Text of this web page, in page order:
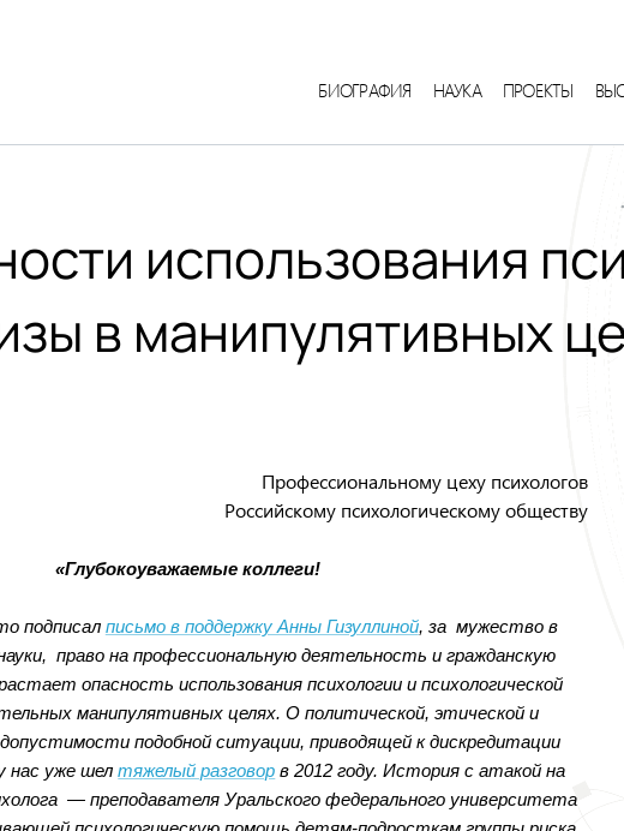
БИОГРАФИЯ НАУКА ПРОЕКТЫ
использования
в манипулятивных
Профессиональному цеху психологов
Российскому психологическому обществу
«Глубокоуважаемые коллеги!
подписал письмо в поддержку Анны Гизуллиной, за мужество в
право на профессиональную деятельность и гражданскую
опасность использования психологии и психологической
манипулятивных целях. О политической, этической и
подобной ситуации, приводящей к дискредитации
у нас уже шелтяжелый разговор в 2012 году. История с атакой на
— преподавателя Уральского федерального университета